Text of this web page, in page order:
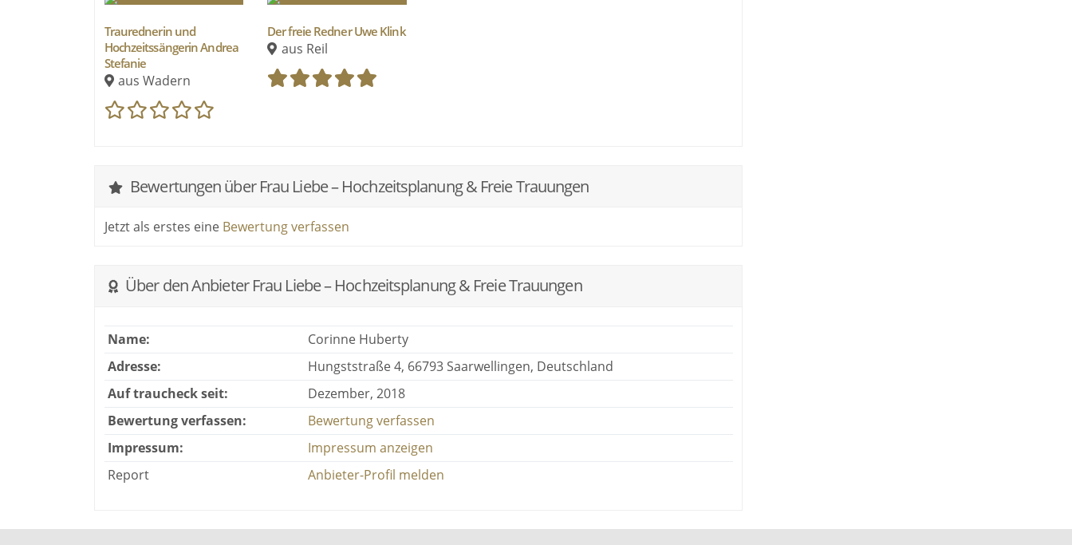
Traurednerin und
Hochzeitssängerin Andrea
Stefanie
aus Wadern
Der freie Redner Uwe Klink
aus Reil
Bewertungen über Frau Liebe – Hochzeitsplanung & Freie Trauungen
Jetzt als erstes eine Bewertung verfassen
Über den Anbieter Frau Liebe – Hochzeitsplanung & Freie Trauungen
Name:
Corinne Huberty
Adresse:
Hungststraße 4, 66793 Saarwellingen, Deutschland
Auf traucheck seit:
Dezember, 2018
Bewertung verfassen:
Bewertung verfassen
Impressum:
Impressum anzeigen
Report
Anbieter-Profil melden